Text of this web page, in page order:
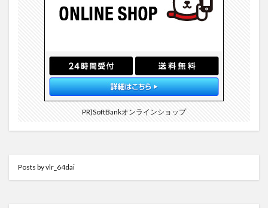
PR)SoftBankオンラインショップ
Posts by vlr_64dai